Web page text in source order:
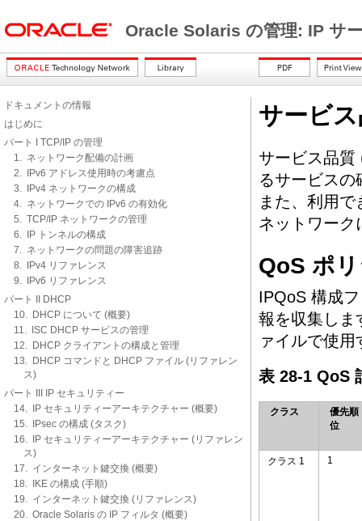
Oracle Solaris の管理: IP サ
ドキュメントの情報
はじめに
パート I TCP/IP の管理
1. ネットワーク配備の計画
2. IPv6 アドレス使用時の考慮点
3. IPv4 ネットワークの構成
4. ネットワークでの IPv6 の有効化
5. TCP/IP ネットワークの管理
6. IP トンネルの構成
7. ネットワークの問題の障害追跡
8. IPv4 リファレンス
9. IPv6 リファレンス
パート II DHCP
10. DHCP について (概要)
11. ISC DHCP サービスの管理
12. DHCP クライアントの構成と管理
13. DHCP コマンドと DHCP ファイル (リファレン
ス)
パート III IP セキュリティー
14. IP セキュリティーアーキテクチャー (概要)
15. IPsec の構成 (タスク)
16. IP セキュリティーアーキテクチャー (リファレン
ス)
17. インターネット鍵交換 (概要)
18. IKE の構成 (手順)
19. インターネット鍵交換 (リファレンス)
20. Oracle Solaris の IP フィルタ (概要)
サービ
サービス品質
るサービス
また、利用
ネットワーク
QoS ポ
IPQoS 構成
報を収集しま
ァイルで使
表 28-1 QoS
クラス
優先順
位
クラス 1 1